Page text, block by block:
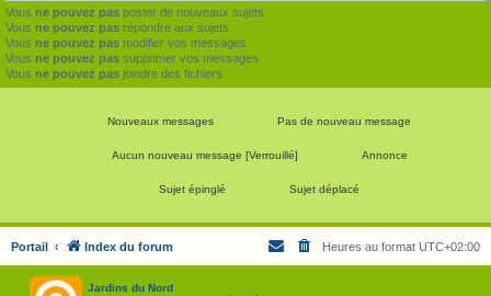
Vous ne pouvez pas poster de nouveaux sujets
Vous ne pouvez pas répondre aux sujets
Vous ne pouvez pas modifier vos messages
Vous ne pouvez pas supprimer vos messages
Vous ne pouvez pas joindre des fichiers
Nouveaux messages Pas de nouveau message
Aucun nouveau message [Verrouillé] Annonce
Sujet épinglé Sujet déplacé
Portail Index du forum Heures au format UTC+02:00
Jardins du Nord